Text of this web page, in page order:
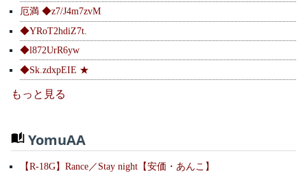
厄満 ◆z7/J4m7zvM
◆YRoT2hdiZ7t.
◆l872UrR6yw
◆Sk.zdxpEIE ★
もっと見る
YomuAA
【R-18G】Rance／Stay night【安価・あんこ】